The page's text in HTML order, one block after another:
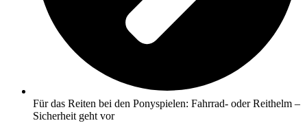
Für das Reiten bei den Ponyspielen: Fahrrad- oder Reithelm –
Sicherheit geht vor